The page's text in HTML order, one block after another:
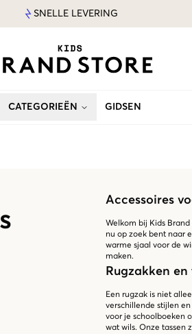
SNELLE LEVERING
CATEGORIEËN GIDSEN
Accessoires
Welkom bij Kids
nu op zoek bent naar
warme sjaal voor de
maken.
Rugzakken en
Een rugzak is niet
verschillende stijlen
voor je schoolboeken
wat wils. Onze tassen